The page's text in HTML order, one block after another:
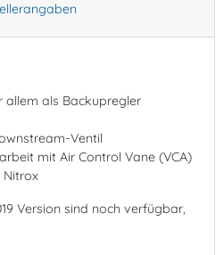
allem als Backupregler
Ventil
mit Air Control Vane (VCA)
Nitrox
Version sind noch verfügbar,